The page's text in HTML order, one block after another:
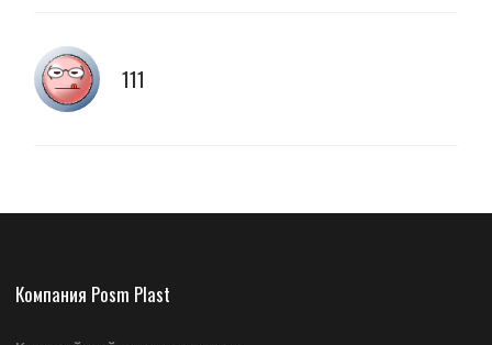
111
Компания Posm Plast